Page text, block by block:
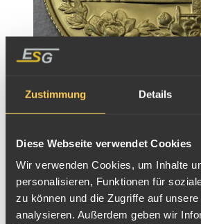
Zustimmung Details
Diese Webseite verwendet Cookies
Wir verwenden Cookies, um Inhalte
personalisieren, Funktionen für
zu können und die Zugriffe auf
analysieren. Außerdem geben wir